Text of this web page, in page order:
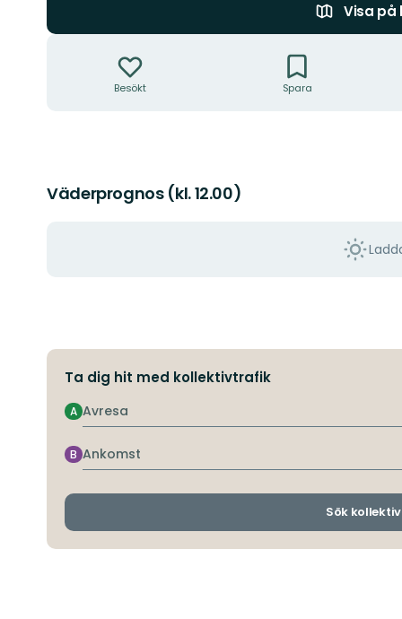
Visa på
Besökt Spara
Väderprognos (kl. 12.00)
Ta dig hit med kollektivtrafik
Avresa
A
Ankomst
B
Sök